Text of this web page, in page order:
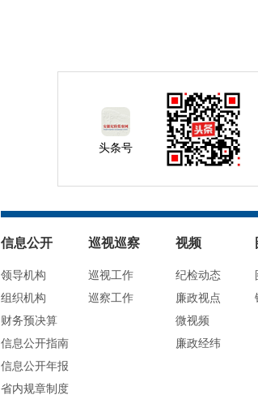
头条号
信息公开
领导机构
组织机构
财务预决算
信息公开指南
信息公开年报
省内规章制度
巡视巡察
巡视工作
巡察工作
视频
纪检动态
廉政视点
微视频
廉政经纬